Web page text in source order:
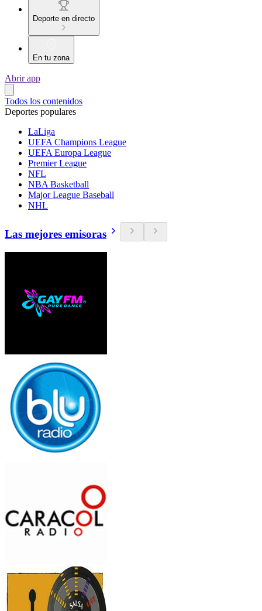
Deporte en directo
En tu zona
Abrir app
Todos los contenidos
Deportes populares
LaLiga
UEFA Champions League
UEFA Europa League
Premier League
NFL
NBA Basketball
Major League Baseball
NHL
Las mejores emisoras